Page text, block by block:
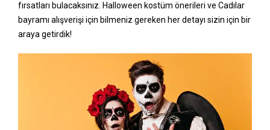
fırsatları bulacaksınız. Halloween kostüm önerileri ve Cadılar
bayramı alışverişi için bilmeniz gereken her detayı sizin için bir
araya getirdik!